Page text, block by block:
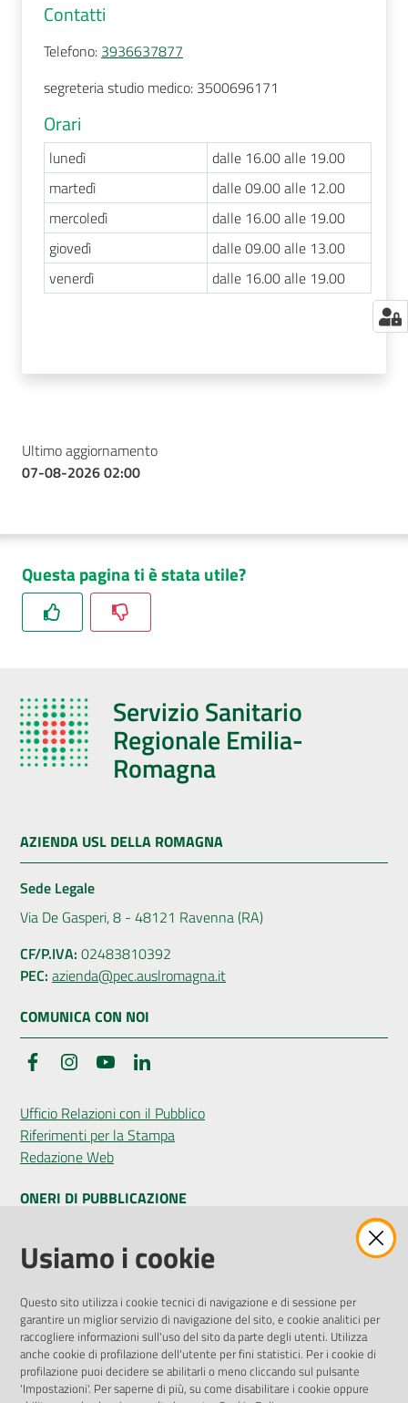
Contatti
Telefono: 3936637877
segreteria studio medico: 3500696171
Orari
lunedì
dalle 16.00 alle 19.00
martedì
dalle 09.00 alle 12.00
mercoledì
dalle 16.00 alle 19.00
giovedì
dalle 09.00 alle 13.00
venerdì
dalle 16.00 alle 19.00
Ultimo aggiornamento
07-08-2026 02:00
Questa pagina ti è stata utile?
Servizio Sanitario
Regionale Emilia-
Romagna
AZIENDA USL DELLA ROMAGNA
Sede Legale
Via De Gasperi, 8 - 48121 Ravenna (RA)
CF/P.IVA: 02483810392
PEC: azienda@pec.auslromagna.it
COMUNICA CON NOI
FacebookInstagramYouTube
Ufficio Relazioni con il Pubblico
Riferimenti per la Stampa
Redazione Web
ONERI DI PUBBLICAZIONE
Amministrazione Trasparente
Pubblicità legale
Privacy Policy
Attuazione Misure PNRR
Liste di Attesa
ENTI, IMPRESE E PARTNER
Usiamo i cookie
Questo sito utilizza i cookie tecnici di navigazione e di sessione per
garantire un miglior servizio di navigazione del sito, e cookie analitici per
raccogliere informazioni sull'uso del sito da parte degli utenti. Utilizza
anche cookie di profilazione dell'utente per fini statistici. Per i cookie di
profilazione puoi decidere se abilitarli o meno cliccando sul pulsante
'Impostazioni'. Per saperne di più, su come disabilitare i cookie oppure